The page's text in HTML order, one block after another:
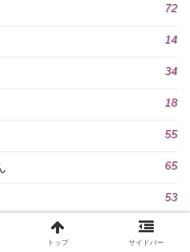
72
14
34
18
55
65
53
Sweet Love～
トップ サイドバー